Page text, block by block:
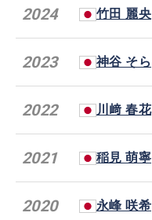
2024 竹田 麗央
2023 神谷 そら
2022 川﨑 春花
2021 稲見 萌寧
2020 永峰 咲希